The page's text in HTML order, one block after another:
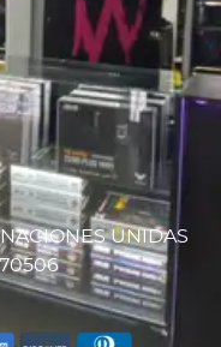
UNIDAS